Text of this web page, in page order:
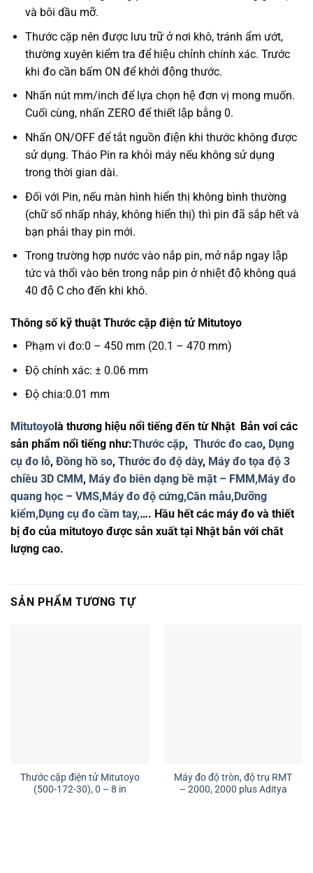
và bôi dầu mỡ.
Thước cặp nên được lưu trữ ở nơi khô, tránh ẩm ướt,
thường xuyên kiểm tra để hiệu chỉnh chính xác. Trước
khi đo cần bấm ON để khởi động thước.
Nhấn nút mm/inch để lựa chọn hệ đơn vị mong muốn.
Cuối cùng, nhấn ZERO để thiết lập bằng 0.
Nhấn ON/OFF để tắt nguồn điện khi thước không được
sử dụng. Tháo Pin ra khỏi máy nếu không sử dụng
trong thời gian dài.
Đối với Pin, nếu màn hình hiển thị không bình thường
(chữ số nhấp nháy, không hiển thị) thì pin đã sắp hết và
bạn phải thay pin mới.
Trong trường hợp nước vào nắp pin, mở nắp ngay lập
tức và thổi vào bên trong nắp pin ở nhiệt độ không quá
40 độ C cho đến khi khô.
Thông số kỹ thuật Thước cặp điện tử Mitutoyo
Phạm vi đo:0 – 450 mm (20.1 – 470 mm)
Độ chính xác: ± 0.06 mm
Độ chia:0.01 mm
Mitutoyolà thương hiệu nổi tiếng đến từ Nhật Bản vơi các
sản phẩm nổi tiếng như:Thước cặp, Thước đo cao, Dụng
cụ đo lỗ, Đồng hồ so, Thước đo độ dày, Máy đo tọa độ 3
chiều 3D CMM, Máy đo biên dạng bề mặt – FMM,Máy đo
quang học – VMS,Máy đo độ cứng,Căn mẫu,Dưỡng
kiểm,Dụng cụ đo cầm tay,…. Hầu hết các máy đo và thiết
bị đo của mitutoyo được sản xuất tại Nhật bản với chắt
lượng cao.
SẢN PHẨM TƯƠNG TỰ
Thước cặp điện tử Mitutoyo
(500-172-30), 0 – 8 in
Máy đo độ tròn, độ trụ RMT
– 2000, 2000 plus Aditya